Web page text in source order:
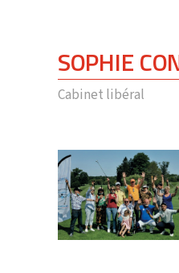
SOPHIE
Cabinet libéral